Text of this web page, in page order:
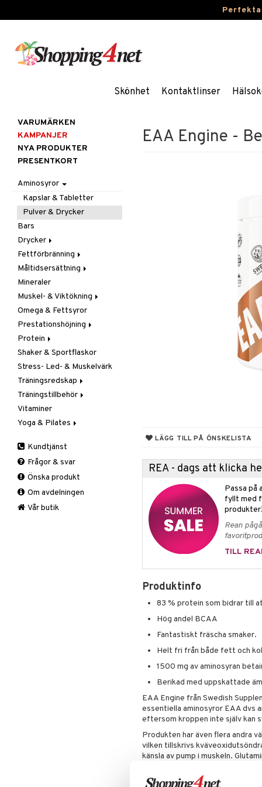
Skönhet Kontaktlinser
EAA Engine -
LÄGG TILL PÅ ÖNSKELISTA
REA - dags att klicka
Passa på
fyllt med
produkter!
Rean
TILL
Produktinfo
83 % protein som bidrar till
Hög andel BCAA
Fantastiskt fräscha smaker.
Helt fri från både fett och
1500 mg av aminosyran
Berikad med uppskattade
EAA Engine från Swedish
essentiella aminosyror EAA dvs
eftersom kroppen inte själv kan
Produkten har även flera andra
vilken tillskrivs
känsla av pump i muskeln.
vätsketrycket i muskelcellerna.
VARUMÄRKEN
KAMPANJER
NYA PRODUKTER
PRESENTKORT
Aminosyror
Kapslar & Tabletter
Pulver & Drycker
Bars
Drycker
Sportdrycker
Fettförbränning
Kapslar & Tabletter
Måltidsersättning
Pulver & Drycker
Mineraler
Muskel- & Viktökning
Aminosyror
Gainer
Kreatin
Övriga
Omega & Fettsyror
Prestationshöjning
Kreatin
Övriga
Pre-Workout
Protein
Blandat protein
Soja- & Äggprotein
Vassleprotein
Shaker & Sportflaskor
Stress- Led- & Muskelvärk
Träningsredskap
Kondition
Styrka
Tillbehör
Träningstillbehör
Gåstav
Övrigt
Armbåge
Handled
Knä
Vad
Vrist
Vitaminer
Yoga & Pilates
Tillbehör
Kundtjänst
Frågor & svar
Önska produkt
Om avdelningen
Vår butik